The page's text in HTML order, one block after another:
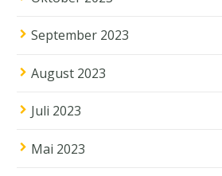
September 2023
August 2023
Juli 2023
Mai 2023